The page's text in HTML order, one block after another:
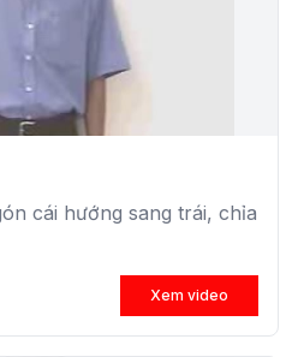
cái hướng sang trái, chỉa
Xem video